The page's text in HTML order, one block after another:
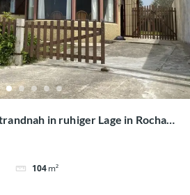
in ruhiger Lage in Rocha,
104 m²